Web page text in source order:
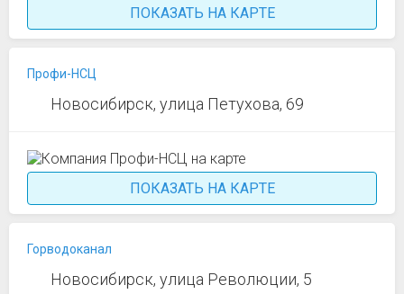
ПОКАЗАТЬ НА КАРТЕ
Профи-НСЦ
Новосибирск, улица Петухова, 69
ПОКАЗАТЬ НА КАРТЕ
Горводоканал
Новосибирск, улица Революции, 5